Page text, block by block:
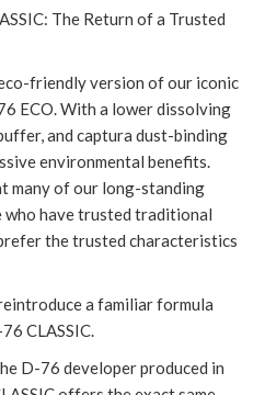
The Return of a Trusted
friendly version of our iconic
ECO. With a lower dissolving
and captura dust-binding
environmental benefits.
many of our long-standing
have trusted traditional
the trusted characteristics
a familiar formula
CLASSIC.
D-76 developer produced in